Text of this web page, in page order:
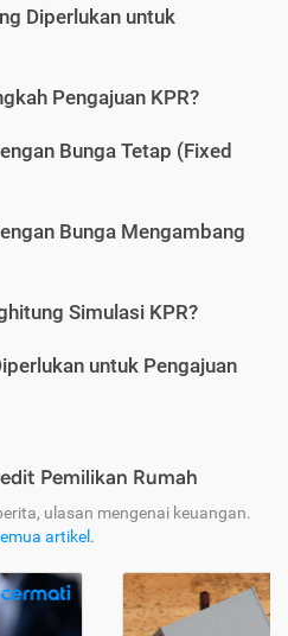
Diperlukan untuk
Pengajuan KPR?
Bunga Tetap (Fixed
Bunga Mengambang
Simulasi KPR?
untuk Pengajuan
Pemilikan Rumah
ulasan mengenai keuangan.
artikel .